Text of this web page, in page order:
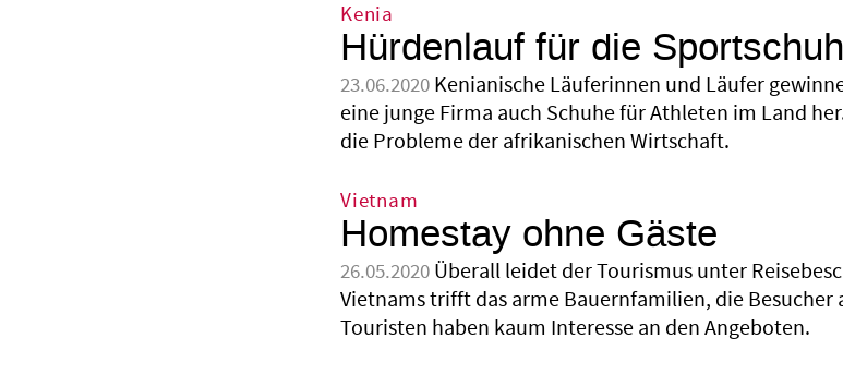
Kenia
Hürdenlauf für die
23.06.2020 Kenianische Läuferinnen und Läufer
eine junge Firma auch Schuhe für Athleten im Land
die Probleme der afrikanischen Wirtschaft.
Vietnam
Homestay ohne Gäste
26.05.2020 Überall leidet der Tourismus unter
Vietnams trifft das arme Bauernfamilien, die
Touristen haben kaum Interesse an den Angeboten.